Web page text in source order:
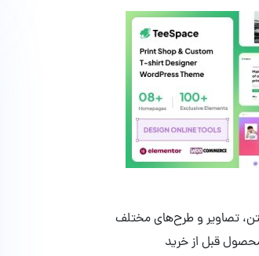
تصاویر و طرح‌های مختلف
قبل از خرید